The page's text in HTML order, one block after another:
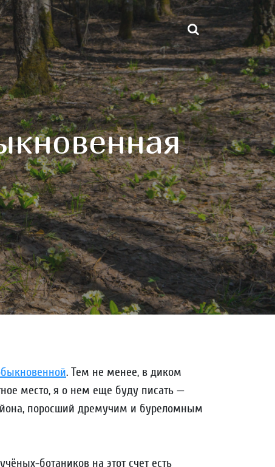
. Тем не менее, в диком
место, я о нем еще буду писать —
поросший дремучим и буреломным
ботаников на этот счет есть